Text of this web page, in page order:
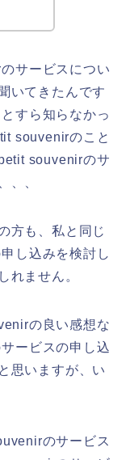
サービスについ
いてきたんです
すら知らなかっ
souvenirのこと
souvenirのサ
、、
方も、私と同じ
し込みを検討し
れません。
の良い感想な
ービスの申し込
思いますが、い
のサービス